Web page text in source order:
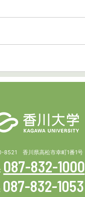
8521 香川県高松市幸町1番1号
087-832-1000
087-832-1053